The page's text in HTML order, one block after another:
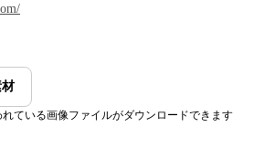
ている画像ファイルがダウンロードできます